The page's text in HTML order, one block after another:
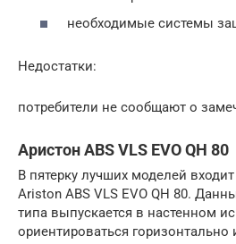
необходимые системы
Недостатки:
потребители не сообщают о
Аристон ABS VLS EVO QH 80
В пятерку лучших моделей
Ariston ABS VLS EVO QH 80.
типа выпускается в настенном
ориентироваться горизонтально